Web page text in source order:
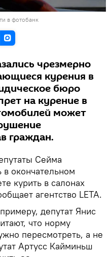
в фотобанк
чрезмерно
курения в
бюро
на курение в
может
граждан.
Сейма
в окончательном
курить в салонах
агентство LETA.
депутат Янис
что норму
пересмотреть, а не
Артусс Кайминьш